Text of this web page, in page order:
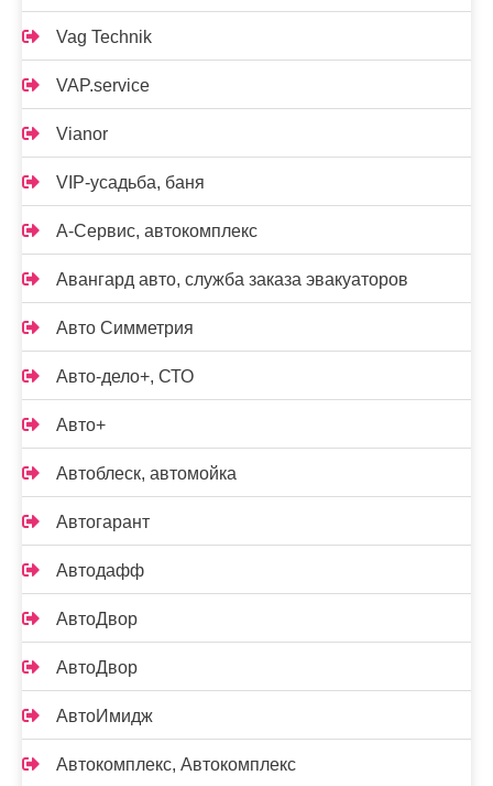
Vag Technik
VAP.service
Vianor
VIP-усадьба, баня
А-Сервис, автокомплекс
Авангард авто, служба заказа эвакуаторов
Авто Симметрия
Авто-дело+, СТО
Авто+
Автоблеск, автомойка
Автогарант
Автодафф
АвтоДвор
АвтоДвор
АвтоИмидж
Автокомплекс, Автокомплекс